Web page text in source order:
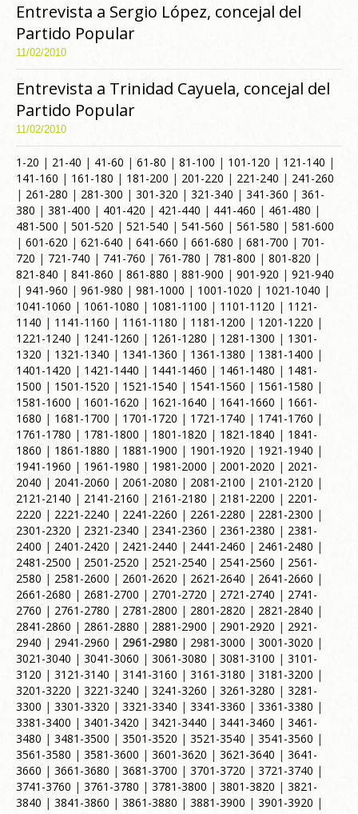
Entrevista a Sergio López, concejal del
Partido Popular
11/02/2010
Entrevista a Trinidad Cayuela, concejal del
Partido Popular
11/02/2010
1-20 | 21-40 | 41-60 | 61-80 | 81-100 | 101-120 | 121-140 |
141-160 | 161-180 | 181-200 | 201-220 | 221-240 | 241-260
| 261-280 | 281-300 | 301-320 | 321-340 | 341-360 | 361-
380 | 381-400 | 401-420 | 421-440 | 441-460 | 461-480 |
481-500 | 501-520 | 521-540 | 541-560 | 561-580 | 581-600
| 601-620 | 621-640 | 641-660 | 661-680 | 681-700 | 701-
720 | 721-740 | 741-760 | 761-780 | 781-800 | 801-820 |
821-840 | 841-860 | 861-880 | 881-900 | 901-920 | 921-940
| 941-960 | 961-980 | 981-1000 | 1001-1020 | 1021-1040 |
1041-1060 | 1061-1080 | 1081-1100 | 1101-1120 | 1121-
1140 | 1141-1160 | 1161-1180 | 1181-1200 | 1201-1220 |
1221-1240 | 1241-1260 | 1261-1280 | 1281-1300 | 1301-
1320 | 1321-1340 | 1341-1360 | 1361-1380 | 1381-1400 |
1401-1420 | 1421-1440 | 1441-1460 | 1461-1480 | 1481-
1500 | 1501-1520 | 1521-1540 | 1541-1560 | 1561-1580 |
1581-1600 | 1601-1620 | 1621-1640 | 1641-1660 | 1661-
1680 | 1681-1700 | 1701-1720 | 1721-1740 | 1741-1760 |
1761-1780 | 1781-1800 | 1801-1820 | 1821-1840 | 1841-
1860 | 1861-1880 | 1881-1900 | 1901-1920 | 1921-1940 |
1941-1960 | 1961-1980 | 1981-2000 | 2001-2020 | 2021-
2040 | 2041-2060 | 2061-2080 | 2081-2100 | 2101-2120 |
2121-2140 | 2141-2160 | 2161-2180 | 2181-2200 | 2201-
2220 | 2221-2240 | 2241-2260 | 2261-2280 | 2281-2300 |
2301-2320 | 2321-2340 | 2341-2360 | 2361-2380 | 2381-
2400 | 2401-2420 | 2421-2440 | 2441-2460 | 2461-2480 |
2481-2500 | 2501-2520 | 2521-2540 | 2541-2560 | 2561-
2580 | 2581-2600 | 2601-2620 | 2621-2640 | 2641-2660 |
2661-2680 | 2681-2700 | 2701-2720 | 2721-2740 | 2741-
2760 | 2761-2780 | 2781-2800 | 2801-2820 | 2821-2840 |
2841-2860 | 2861-2880 | 2881-2900 | 2901-2920 | 2921-
2940 | 2941-2960 | 2961-2980 | 2981-3000 | 3001-3020 |
3021-3040 | 3041-3060 | 3061-3080 | 3081-3100 | 3101-
3120 | 3121-3140 | 3141-3160 | 3161-3180 | 3181-3200 |
3201-3220 | 3221-3240 | 3241-3260 | 3261-3280 | 3281-
3300 | 3301-3320 | 3321-3340 | 3341-3360 | 3361-3380 |
3381-3400 | 3401-3420 | 3421-3440 | 3441-3460 | 3461-
3480 | 3481-3500 | 3501-3520 | 3521-3540 | 3541-3560 |
3561-3580 | 3581-3600 | 3601-3620 | 3621-3640 | 3641-
3660 | 3661-3680 | 3681-3700 | 3701-3720 | 3721-3740 |
3741-3760 | 3761-3780 | 3781-3800 | 3801-3820 | 3821-
3840 | 3841-3860 | 3861-3880 | 3881-3900 | 3901-3920 |